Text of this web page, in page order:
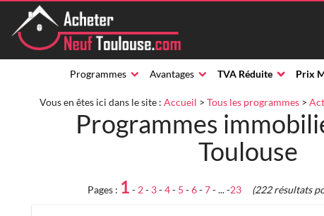
Programmes Avantages TVA Réduite Prix
Vous en êtes ici dans le site : Accueil > Tous les programmes >
Programmes
Toulouse
Pages : 1 - 2- 3-4- 5 -6-7- ... -23 (222 résultats